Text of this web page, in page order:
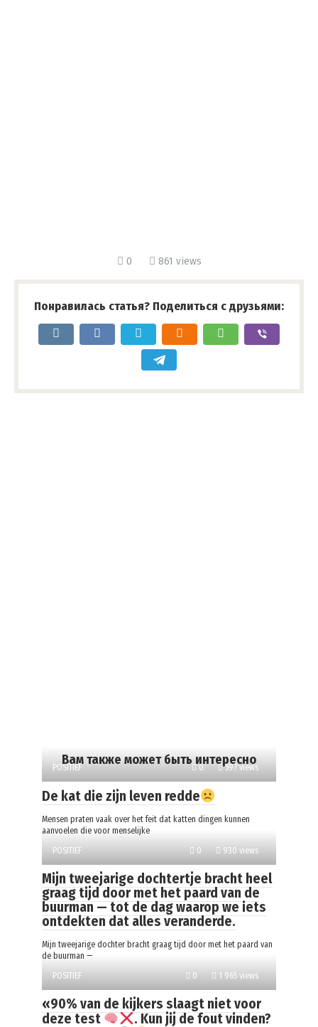
0 861 views
Понравилась статья? Поделиться с друзьями:
Вам также может быть интересно
POSITIEF 0 597 views
De kat die zijn leven redde
Mensen praten vaak over het feit dat katten dingen kunnen
aanvoelen die voor menselijke
POSITIEF
0 930 views
Mijn tweejarige dochtertje bracht heel
graag tijd door met het paard van de
buurman — tot de dag waarop we iets
ontdekten dat alles veranderde.
Mijn tweejarige dochter bracht graag tijd door met het paard van
de buurman —
POSITIEF
0 1 965 views
«90% van de kijkers slaagt niet voor
deze test
. Kun jij de fout vinden?